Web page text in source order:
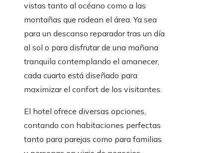
vistas tanto al océano como a las
montañas que rodean el área. Ya sea
para un descanso reparador tras un día
al sol o para disfrutar de una mañana
tranquila contemplando el amanecer,
cada cuarto está diseñado para
maximizar el confort de los visitantes.
El hotel ofrece diversas opciones,
contando con habitaciones perfectas
tanto para parejas como para familias